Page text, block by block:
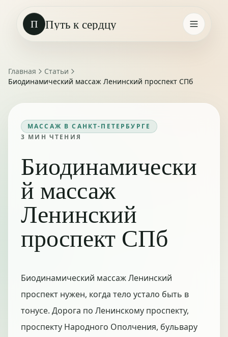
П Путь к сердцу
Главная
Статьи
Биодинамический массаж Ленинский проспект СПб
МАССАЖ В САНКТ-ПЕТЕРБУРГЕ
3 МИН ЧТЕНИЯ
Биодинамически
й массаж
Ленинский
проспект СПб
Биодинамический массаж Ленинский
проспект нужен, когда тело устало быть в
тонусе. Дорога по Ленинскому проспекту,
проспекту Народного Ополчения, бульвару